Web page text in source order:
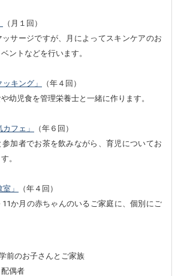
（月１回）
ッサージですが、月によってスキンケアのお
ントなどを行います。
ッキング」
（年４回）
幼児食を管理栄養士と一緒に作ります。
カフェ」
（年６回）
加者でお茶を飲みながら、育児についてお
。
」
（年４回）
11か月の赤ちゃんのいるご家庭に、個別にご
前のお子さんとご家族
配偶者